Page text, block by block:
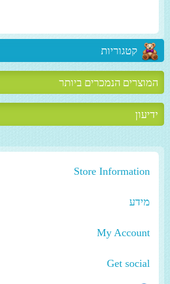
קטגוריות
המוצרים הנמכרים ביותר
ידיעון
Store Information
מידע
My Account
Get social